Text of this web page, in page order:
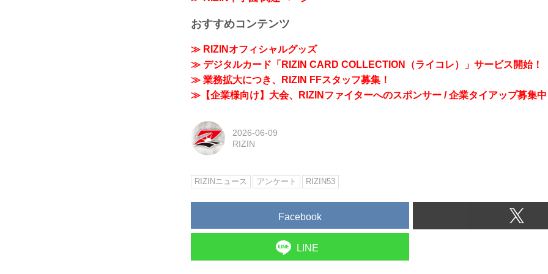
おすすめコンテンツ
≫ RIZINオフィシャルグッズ
≫ デジタルカード「RIZIN CARD COLLECTION（ライコレ）」サービス開始！
≫ 業務拡大につき、RIZIN FFスタッフ募集！
≫【企業様向け】大会、RIZINファイターへのスポンサー / 企業タイアップ募集
2026-06-09
RIZIN
RIZINニュース アンケート RIZIN53
Facebook
LINE